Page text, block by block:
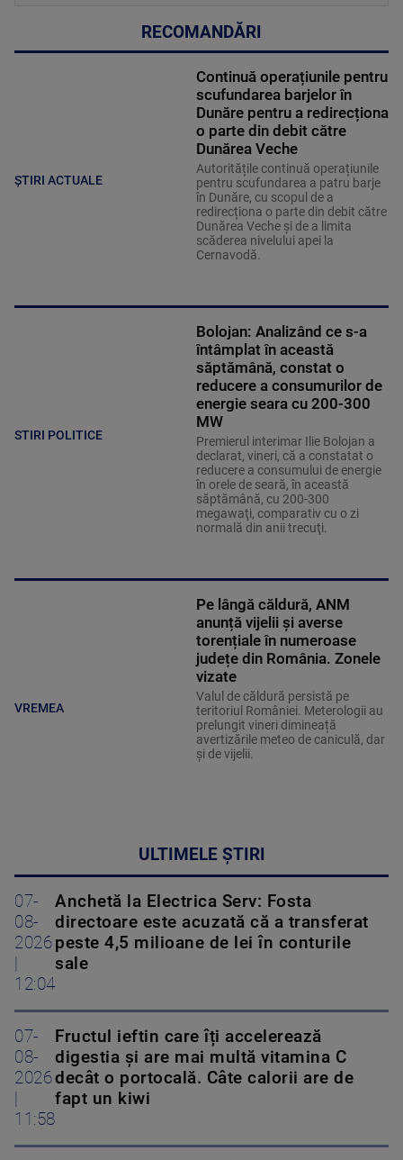
RECOMANDĂRI
ȘTIRI ACTUALE
Continuă operațiunile pentru
scufundarea barjelor în
Dunăre pentru a redirecționa
o parte din debit către
Dunărea Veche
Autoritățile continuă operațiunile
pentru scufundarea a patru barje
în Dunăre, cu scopul de a
redirecționa o parte din debit către
Dunărea Veche și de a limita
scăderea nivelului apei la
Cernavodă.
STIRI POLITICE
Bolojan: Analizând ce s-a
întâmplat în această
săptămână, constat o
reducere a consumurilor de
energie seara cu 200-300
MW
Premierul interimar Ilie Bolojan a
declarat, vineri, că a constatat o
reducere a consumului de energie
în orele de seară, în această
săptămână, cu 200-300
megawaţi, comparativ cu o zi
normală din anii trecuţi.
VREMEA
Pe lângă căldură, ANM
anunță vijelii și averse
torențiale în numeroase
județe din România. Zonele
vizate
Valul de căldură persistă pe
teritoriul României. Meterologii au
prelungit vineri dimineață
avertizările meteo de caniculă, dar
și de vijelii.
ULTIMELE ȘTIRI
07-
08-
2026
|
12:04
Anchetă la Electrica Serv: Fosta
directoare este acuzată că a transferat
peste 4,5 milioane de lei în conturile
sale
07-
08-
2026
|
11:58
Fructul ieftin care îți accelerează
digestia și are mai multă vitamina C
decât o portocală. Câte calorii are de
fapt un kiwi